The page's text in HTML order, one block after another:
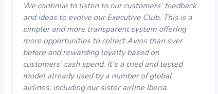
We continue to listen to our customers’ feedback
and ideas to evolve our Executive Club. This is a
simpler and more transparent system offering
more opportunities to collect Avios than ever
before and rewarding loyalty based on
customers’ cash spend. It’s a tried and tested
model already used by a number of global
airlines, including our sister airline Iberia.